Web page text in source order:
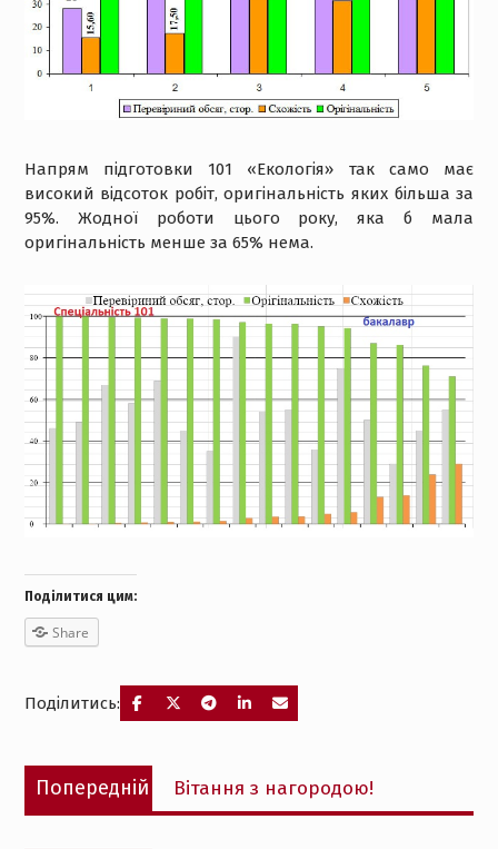
Напрям підготовки 101 «Екологія» так само має
високий відсоток робіт, оригінальність яких більша за
95%. Жодної роботи цього року, яка б мала
оригінальність менше за 65% нема.
Поділитися цим:
Share
Поділитись:
Навігація
записів
Попередній
Попередній
запис:
Вітання з нагородою!